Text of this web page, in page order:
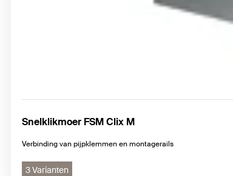
Snelklikmoer FSM Clix M
Verbinding van pijpklemmen en montagerails
3 Varianten